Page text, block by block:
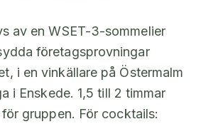
av en WSET-3-sommelier
företagsprovningar
i en vinkällare på Östermalm
i Enskede. 1,5 till 2 timmar
gruppen. För cocktails: